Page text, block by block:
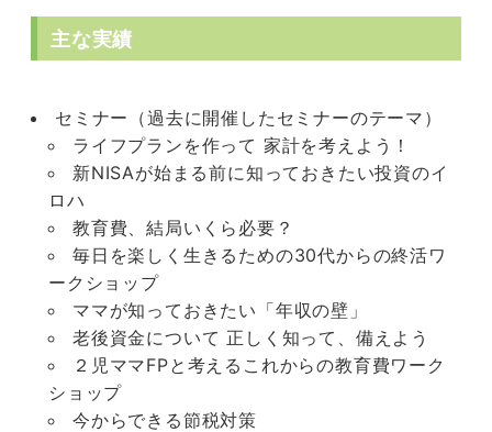
主な実績
セミナー（過去に開催したセミナーのテーマ）
ライフプランを作って 家計を考えよう！
新NISAが始まる前に知っておきたい投資のイ
ロハ
教育費、結局いくら必要？
毎日を楽しく生きるための30代からの終活ワ
ークショップ
ママが知っておきたい「年収の壁」
老後資金について 正しく知って、備えよう
２児ママFPと考えるこれからの教育費ワーク
ショップ
今からできる節税対策